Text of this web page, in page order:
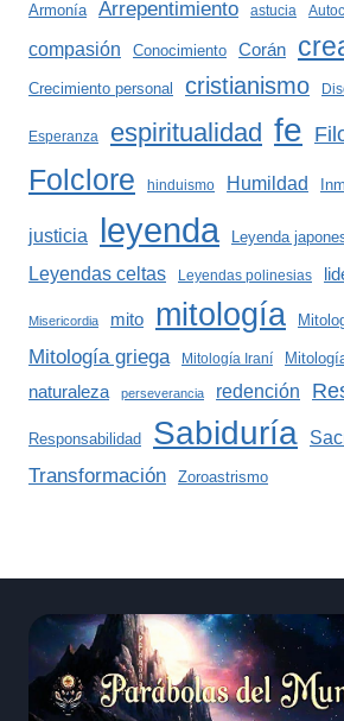
Armonía Arrepentimiento astucia
compasión Conocimiento Corán
Crecimiento personal cristianismo
Esperanza espiritualidad fe
Folclore hinduismo Humildad
justicia leyenda Leyenda
Leyendas celtas Leyendas polinesias
Misericordia mito mitología
Mitología griega Mitología Iraní
naturaleza perseverancia redención
Responsabilidad Sabiduría
Transformación Zoroastrismo